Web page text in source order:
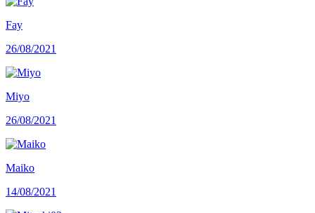
Fay
26/08/2021
Miyo
26/08/2021
Maiko
14/08/2021